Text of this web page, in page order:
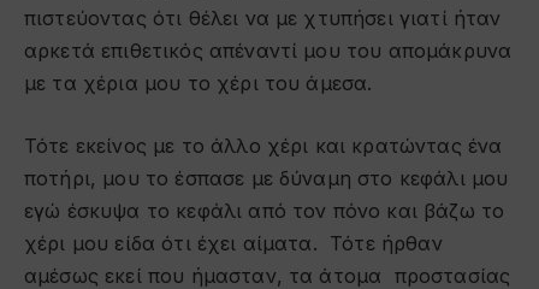
πιστεύοντας ότι θέλει να με χτυπήσει γιατί ήταν
αρκετά επιθετικός απέναντί μου του απομάκρυνα
με τα χέρια μου το χέρι του άμεσα.
Τότε εκείνος με το άλλο χέρι και κρατώντας ένα
ποτήρι, μου το έσπασε με δύναμη στο κεφάλι μου
εγώ έσκυψα το κεφάλι από τον πόνο και βάζω το
χέρι μου είδα ότι έχει αίματα. Τότε ήρθαν
αμέσως εκεί που ήμασταν, τα άτομα προστασίας